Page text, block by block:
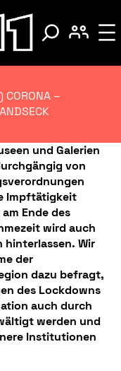
CORONA –
und Galerien
von
Impftätigkeit
Ende des
wird auch
Wir
der
dazu befragt,
des Lockdowns
auch durch
werden und
Institutionen